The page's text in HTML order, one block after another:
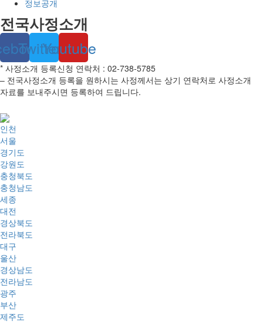
정보공개
전국사정소개
TwitterYoutube
* 사정소개 등록신청 연락처 : 02-738-5785
– 전국사정소개 등록을 원하시는 사정께서는 상기 연락처로 사정소개
자료를 보내주시면 등록하여 드립니다.
인천
서울
경기도
강원도
충청북도
충청남도
세종
대전
경상북도
전라북도
대구
울산
경상남도
전라남도
광주
부산
제주도